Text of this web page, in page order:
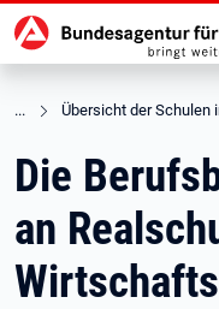
zu den Hauptinhalten
Übersicht der Schulen
Die
an